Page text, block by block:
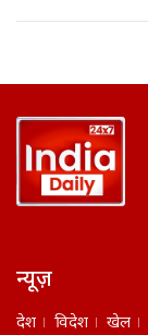
न्यूज़
देश विदेश खेल